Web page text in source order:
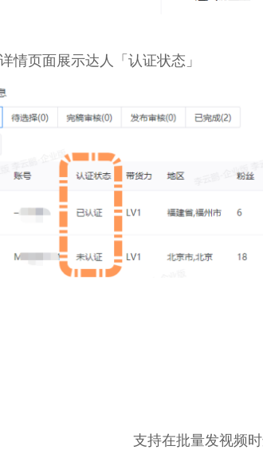
情页面展示达人「认证状态」
支持在批量发视频